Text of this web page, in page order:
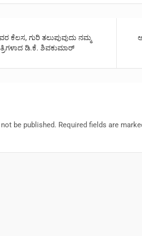
ಕೆಲಸ, ಗುರಿ ತಲುಪುವುದು ನಮ್ಮ
ಡಿ.ಕೆ. ಶಿವಕುಮಾರ್
be published. Required fields are